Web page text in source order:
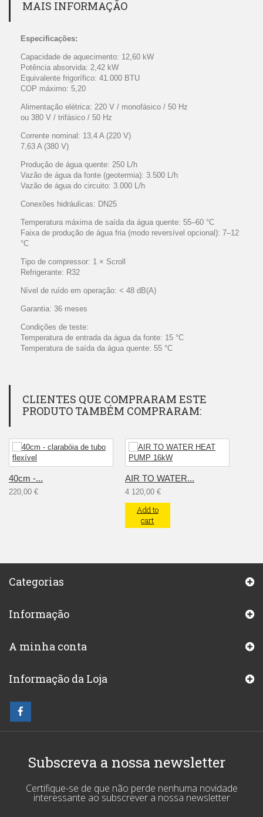
MAIS INFORMAÇÃO
Especificações:
Capacidade de aquecimento: 12,60 kW
Potência absorvida: 2,42 kW
Equivalente frigorífico: 41.000 BTU
COP máximo: 5,20
Alimentação elétrica: 220 V / monofásico / 50 Hz
ou 380 V / trifásico / 50 Hz
Corrente nominal: 13,4 A (220 V)
7,63 A (380 V)
Produção de água quente: 250 L/h
Vazão de água da fonte (geotermia): 3.500 L/h
Vazão de água do circuito: 3.000 L/h
Conexões hidráulicas: DN25
Temperatura máxima de saída da água quente: 55–60 °C
Faixa de produção de água fria (modo reversível opcional): 7–12
°C
Tipo de compressor: 1 × Scroll
Refrigerante: R32
Nível de ruído em operação: < 48 dB(A)
Garantia: 36 meses
Condições de teste:
Temperatura de entrada da água da fonte: 15 °C
Temperatura de saída da água quente: 55 °C
CLIENTES QUE COMPRARAM ESTE
PRODUTO TAMBÉM COMPRARAM:
40cm -...
220,00 €
AIR TO WATER...
4 120,00 €
Add to
cart
Categorias
Informação
A minha conta
Informação da Loja
Subscreva a nossa newsletter
Certifique-se de que não perde nenhuma novidade
interessante ao subscrever a nossa newsletter